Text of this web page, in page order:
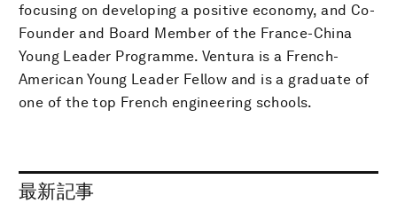
focusing on developing a positive economy, and Co-
Founder and Board Member of the France-China
Young Leader Programme. Ventura is a French-
American Young Leader Fellow and is a graduate of
one of the top French engineering schools.
最新記事